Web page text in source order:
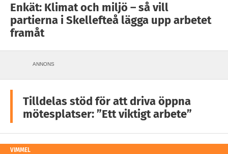
Enkät: Klimat och miljö – så vill
partierna i Skellefteå lägga upp arbetet
framåt
ANNONS
Tilldelas stöd för att driva öppna
mötesplatser: ”Ett viktigt arbete”
VIMMEL